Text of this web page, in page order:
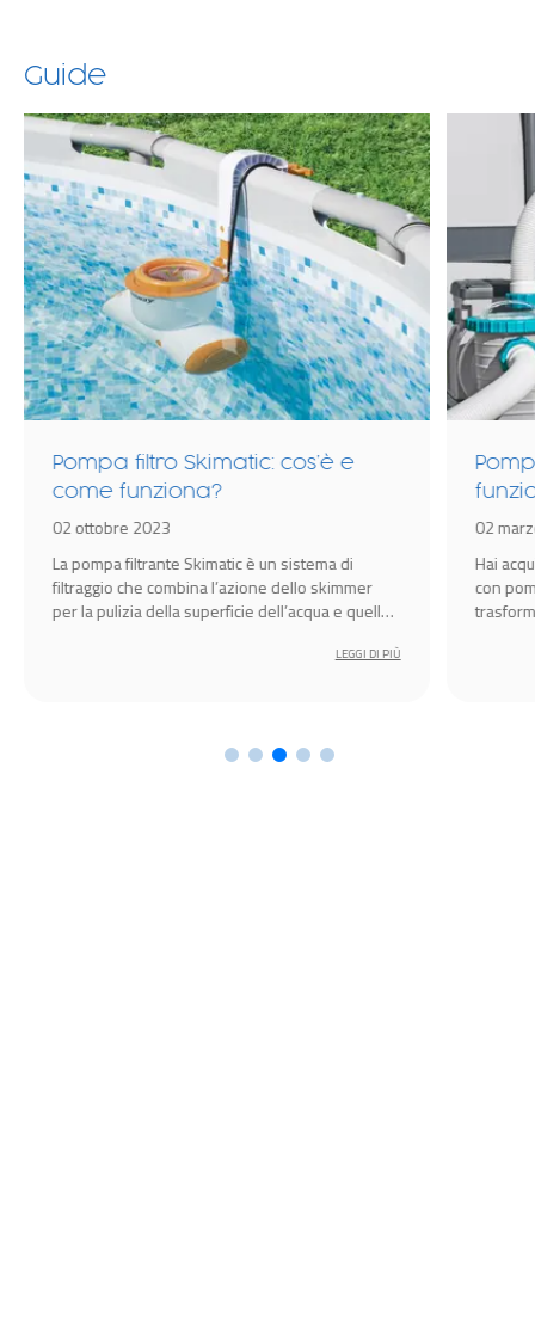
Guide
Pompa filtro Skimatic: cos’è e
come funziona?
02 ottobre 2023
La pompa filtrante Skimatic è un sistema di
filtraggio che combina l’azione dello skimmer
per la pulizia della superficie dell’acqua e quella
eccezione del fondo, per cui è necessarioLEGGI DI PIÙ
02
Hai
con